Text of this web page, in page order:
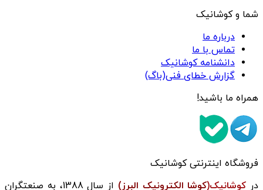
شما و کوشانیک
درباره ما
تماس با ما
دانشنامه کوشانیک
گزارش خطای فنی(باگ)
همراه ما باشید!
فروشگاه اینترنتی کوشانیک
در کوشانیک(کوشا الکترونیک البرز) از سال 1388، به صنعتگران